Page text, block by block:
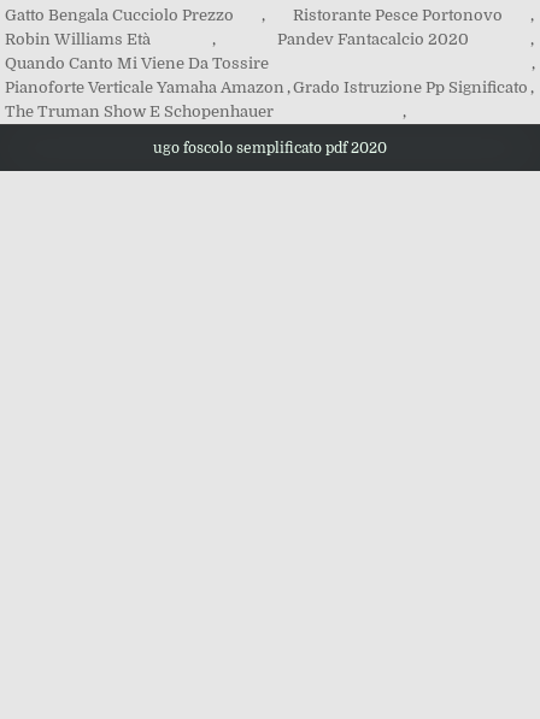
Gatto Bengala Cucciolo Prezzo , Ristorante Pesce Portonovo
,
Robin Williams Età
, Pandev Fantacalcio 2020
,
Quando Canto Mi Viene Da Tossire
,
Pianoforte Verticale Yamaha Amazon ,Grado Istruzione Pp Significato ,
The Truman Show E Schopenhauer
,
ugo foscolo semplificato pdf 2020